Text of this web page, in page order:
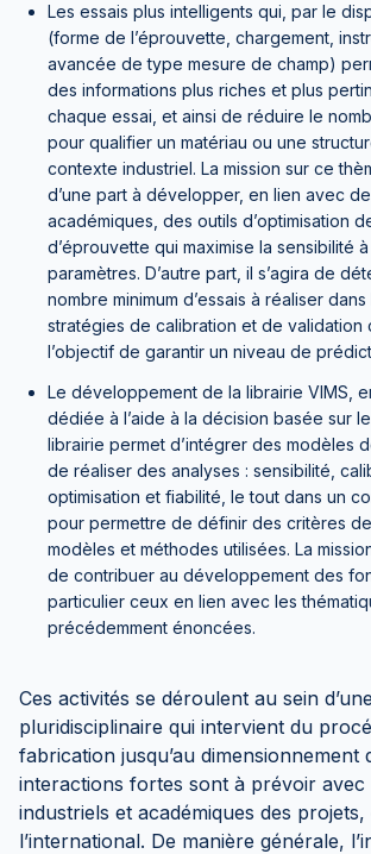
Les essais plus intelligents qui, par le
(forme de l’éprouvette, chargement,
avancée de type mesure de champ)
des informations plus riches et plus
chaque essai, et ainsi de réduire le
pour qualifier un matériau ou une
contexte industriel. La mission sur ce
d’une part à développer, en lien avec
académiques, des outils d’optimisation
d’éprouvette qui maximise la sensibilité
paramètres. D’autre part, il s’agira de
nombre minimum d’essais à réaliser
stratégies de calibration et de validation
l’objectif de garantir un niveau de
Le développement de la librairie VIMS,
dédiée à l’aide à la décision basée sur
librairie permet d’intégrer des modèles
de réaliser des analyses : sensibilité,
optimisation et fiabilité, le tout dans un
pour permettre de définir des critères
modèles et méthodes utilisées. La
de contribuer au développement des
particulier ceux en lien avec les
précédemment énoncées.
Ces activités se déroulent au sein
pluridisciplinaire qui intervient du
fabrication jusqu’au dimensionnement
interactions fortes sont à prévoir avec
industriels et académiques des
l’international. De manière générale,